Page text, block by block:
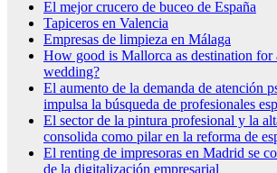
El mejor crucero de buceo de España
Tapiceros en Valencia
Empresas de limpieza en Málaga
How good is Mallorca as destination for
wedding?
El aumento de la demanda de atención
impulsa la búsqueda de profesionales
El sector de la pintura profesional y la
consolida como pilar en la reforma de
El renting de impresoras en Madrid se
de la digitalización empresarial